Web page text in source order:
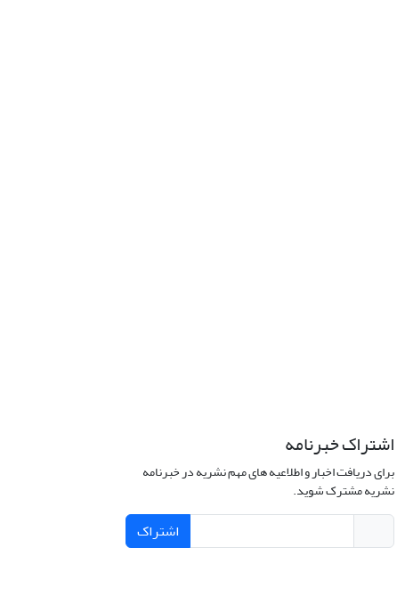
اشتراک خبرنامه
برای دریافت اخبار و اطلاعیه های مهم نشریه در خبرنامه
نشریه مشترک شوید.
اشتراک